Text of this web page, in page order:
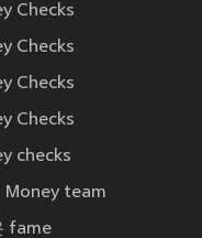
Checks
Checks
Checks
Checks
checks
Money team
fame